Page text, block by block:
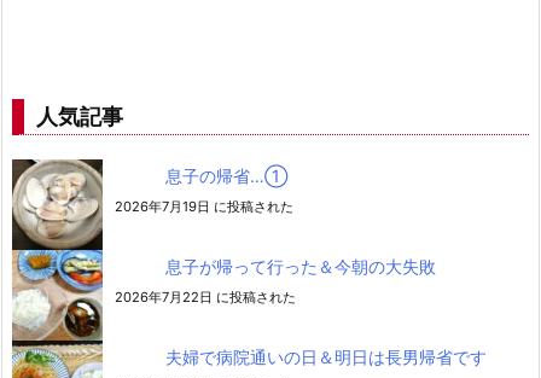
人気記事
息子の帰省…➀
2026年7月19日 に投稿された
息子が帰って行った＆今朝の大失敗
2026年7月22日 に投稿された
夫婦で病院通いの日＆明日は長男帰省です